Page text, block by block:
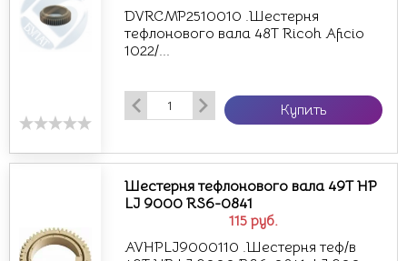
DVRCMP2510010 .Шестерня
тефлонового вала 48T Ricoh Aficio
1022/...
Купить
115 руб.
Шестерня тефлонового вала 49T HP
LJ 9000 RS6-0841
AVHPLJ9000110 .Шестерня теф/в